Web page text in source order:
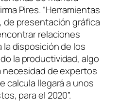
Pires. “Herramientas
de presentación gráfica
relaciones
disposición de los
la productividad, algo
necesidad de expertos
calcula llegará a unos
para el 2020”.